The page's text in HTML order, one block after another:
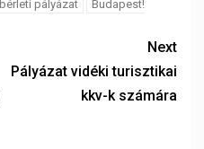
bérleti pályázat
Budapest!
Next
Pályázat vidéki turisztikai
kkv-k számára